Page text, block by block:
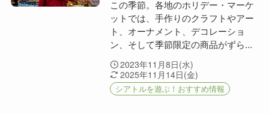
この季節。各地のホリデー・マーケ
ットでは、手作りのクラフトやアー
ト、オーナメント、デコレーショ
ン、そして季節限定の商品がずら...
2023年11月8日(水)
2025年11月14日(金)
シアトルを遊ぶ！おすすめ情報